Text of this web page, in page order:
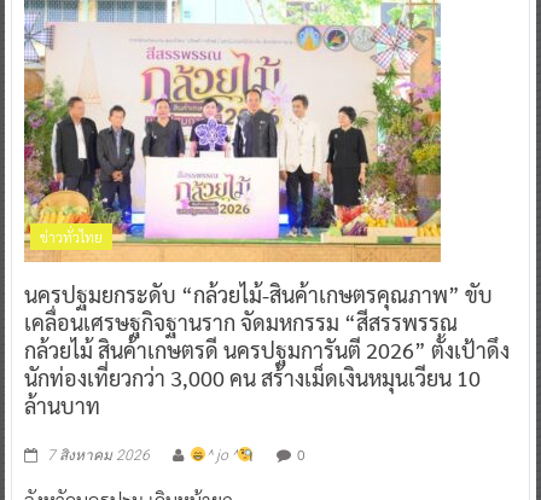
ข่าวทั่วไทย
นครปฐมยกระดับ “กล้วยไม้-สินค้าเกษตรคุณภาพ” ขับ
เคลื่อนเศรษฐกิจฐานราก จัดมหกรรม “สีสรรพรรณ
กล้วยไม้ สินค้าเกษตรดี นครปฐมการันตี 2026” ตั้งเป้าดึง
นักท่องเที่ยวกว่า 3,000 คน สร้างเม็ดเงินหมุนเวียน 10
ล้านบาท
7 สิงหาคม 2026 ^ jo ^ 0